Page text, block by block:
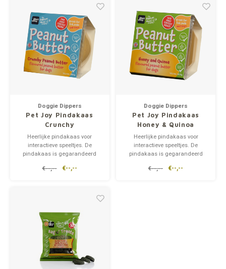
Doggie Dippers
Pet Joy Pindakaas
Crunchy
Heerlijke pindakaas voor
interactieve speeltjes. De
pindakaas is gegarandeerd
bite.
€--,-- €--,--
Doggie Dippers
Pet Joy Pindakaas
Honey & Quinoa
Heerlijke pindakaas voor
interactieve speeltjes. De
pindakaas is gegarandeerd
honing en quinoa.
€--,-- €--,--